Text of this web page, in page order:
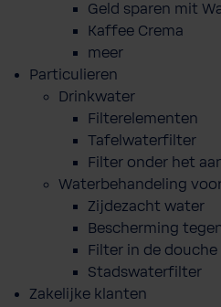
Geld sparen mit
Kaffee Crema
meer
Particulieren
Drinkwater
Filterelementen
Tafelwaterfilter
Filter onder het
Waterbehandeling
Zijdezacht water
Bescherming
Filter in de douche
Stadswaterfilter
Zakelijke klanten